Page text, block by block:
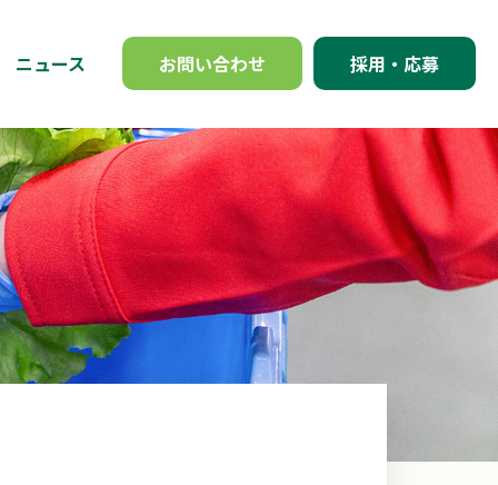
ニュース お問い合わせ 採用・応募